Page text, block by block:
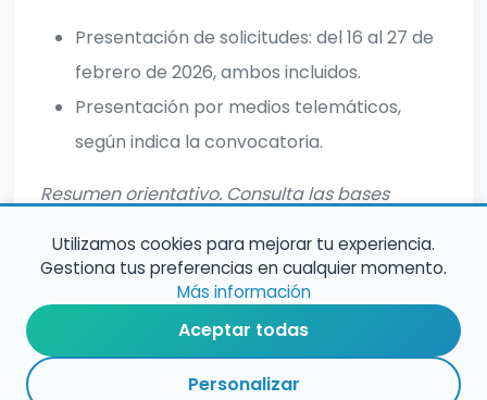
Presentación de solicitudes: del 16 al 27 de
febrero de 2026, ambos incluidos.
Presentación por medios telemáticos,
según indica la convocatoria.
Resumen orientativo. Consulta las bases
Utilizamos cookies para mejorar tu experiencia.
Gestiona tus preferencias en cualquier momento.
Más información
Aceptar todas
Personalizar